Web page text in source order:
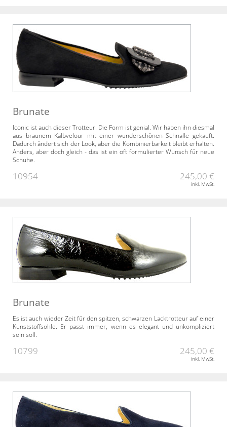
Brunate
Iconic ist auch dieser Trotteur. Die Form ist genial. Wir haben ihn diesmal
aus braunem Kalbvelour mit einer wunderschönen Schnalle gekauft.
Dadurch ändert sich der Look, aber die Kombinierbarkeit bleibt erhalten.
Anders, aber doch gleich - das ist ein oft formulierter Wunsch für neue
Schuhe.
10954 245,00 €
inkl. MwSt.
Brunate
Es ist auch wieder Zeit für den spitzen, schwarzen Lacktrotteur auf einer
Kunststoffsohle. Er passt immer, wenn es elegant und unkompliziert
sein soll.
10799 245,00 €
inkl. MwSt.